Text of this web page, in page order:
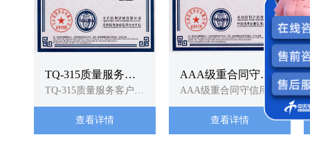
TQ-315质量服务客
户诚信企业
TQ-315质量服务客户诚
信企业
查看详情
AAA级重合同守信
用企业
AAA级重合同守信用企
业
查看详情